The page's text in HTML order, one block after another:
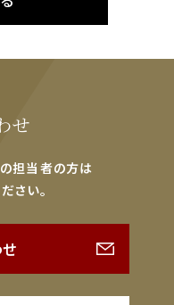
せ
担当者の方は
さい。